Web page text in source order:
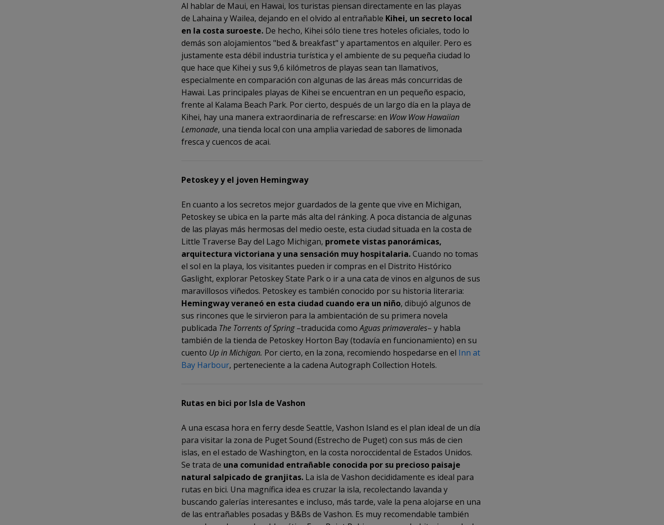
Al hablar de Maui, en Hawai, los turistas piensan directamente en las playas
de Lahaina y Wailea, dejando en el olvido al entrañable Kihei, un secreto local
en la costa suroeste. De hecho, Kihei sólo tiene tres hoteles oficiales, todo lo
demás son alojamientos "bed & breakfast" y apartamentos en alquiler. Pero es
justamente esta débil industria turística y el ambiente de su pequeña ciudad lo
que hace que Kihei y sus 9,6 kilómetros de playas sean tan llamativos,
especialmente en comparación con algunas de las áreas más concurridas de
Hawai. Las principales playas de Kihei se encuentran en un pequeño espacio,
frente al Kalama Beach Park. Por cierto, después de un largo día en la playa de
Kihei, hay una manera extraordinaria de refrescarse: en Wow Wow Hawaiian
Lemonade, una tienda local con una amplia variedad de sabores de limonada
fresca y cuencos de acai.
Petoskey y el joven Hemingway
En cuanto a los secretos mejor guardados de la gente que vive en Michigan,
Petoskey se ubica en la parte más alta del ránking. A poca distancia de algunas
de las playas más hermosas del medio oeste, esta ciudad situada en la costa de
Little Traverse Bay del Lago Michigan, promete vistas panorámicas,
arquitectura victoriana y una sensación muy hospitalaria.Cuando no tomas
el sol en la playa, los visitantes pueden ir compras en el Distrito Histórico
Gaslight, explorar Petoskey State Park o ir a una cata de vinos en algunos de sus
maravillosos viñedos. Petoskey es también conocido por su historia literaria:
Hemingway veraneó en esta ciudad cuando era un niño, dibujó algunos de
sus rincones que le sirvieron para la ambientación de su primera novela
publicada The Torrents of Spring–traducida comoAguas primaverales– y habla
también de la tienda de Petoskey Horton Bay (todavía en funcionamiento) en su
cuento Up in Michigan. Por cierto, en la zona, recomiendo hospedarse en el Inn at
Bay Harbour, perteneciente a la cadena Autograph Collection Hotels.
Rutas en bici por Isla de Vashon
A una escasa hora en ferry desde Seattle, Vashon Island es el plan ideal de un día
para visitar la zona de Puget Sound (Estrecho de Puget) con sus más de cien
islas, en el estado de Washington, en la costa noroccidental de Estados Unidos.
Se trata de una comunidad entrañable conocida por su precioso paisaje
natural salpicado de granjitas. La isla de Vashon decididamente es ideal para
rutas en bici. Una magnífica idea es cruzar la isla, recolectando lavanda y
buscando galerías interesantes e incluso, más tarde, vale la pena alojarse en una
de las entrañables posadas y B&Bs de Vashon. Es muy recomendable también